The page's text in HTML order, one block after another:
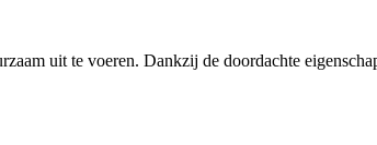
uit te voeren. Dankzij de doordachte